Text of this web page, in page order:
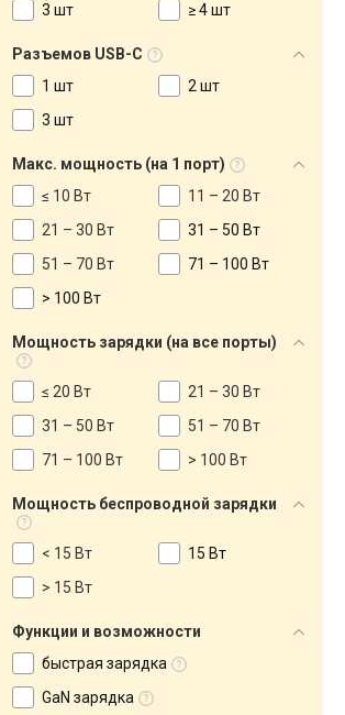
3 шт
≥ 4 шт
Разъемов USB-C
1 шт
2 шт
3 шт
Макс. мощность (на 1 порт)
≤ 10 Вт
11 – 20 Вт
21 – 30 Вт
31 – 50 Вт
51 – 70 Вт
71 – 100 Вт
> 100 Вт
Мощность зарядки (на все порты)
≤ 20 Вт
21 – 30 Вт
31 – 50 Вт
51 – 70 Вт
71 – 100 Вт
> 100 Вт
Мощность беспроводной зарядки
< 15 Вт
15 Вт
> 15 Вт
Функции и возможности
быстрая зарядка
GaN зарядка